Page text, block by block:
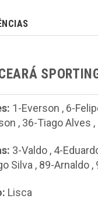
1-Everson , 6-
, 36-Tiago Alves ,
3-Valdo , 4-
Silva , 89-Arnaldo ,
Lisca